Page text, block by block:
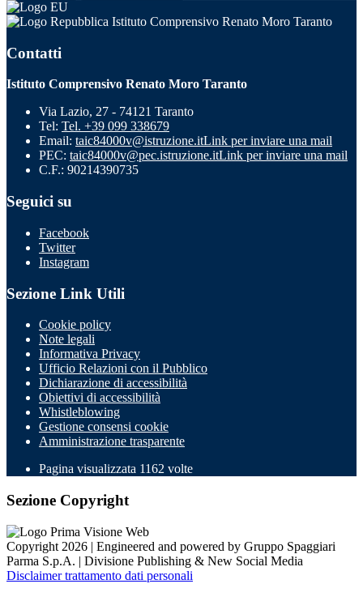
Istituto Comprensivo Renato Moro Taranto
Contatti
Istituto Comprensivo Renato Moro Taranto
Via Lazio, 27 - 74121 Taranto
Tel: Tel. +39 099 338679
Email: taic84000v@istruzione.itLink per inviare una mail
PEC: taic84000v@pec.istruzione.itLink per inviare una mail
C.F.: 90214390735
Seguici su
Facebook
Twitter
Instagram
Sezione Link Utili
Cookie policy
Note legali
Informativa Privacy
Ufficio Relazioni con il Pubblico
Dichiarazione di accessibilità
Obiettivi di accessibilità
Whistleblowing
Gestione consensi cookie
Amministrazione trasparente
Pagina visualizzata 1162 volte
Sezione Copyright
Copyright 2026 | Engineered and powered by Gruppo Spaggiari
Parma S.p.A. | Divisione Publishing & New Social Media
Disclaimer trattamento dati personali